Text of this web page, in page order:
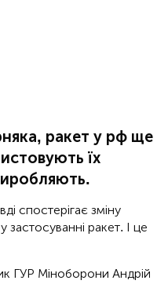
ракет у рф ще
їх
спостерігає зміну
ракет. І це
ГУР Міноборони Андрій